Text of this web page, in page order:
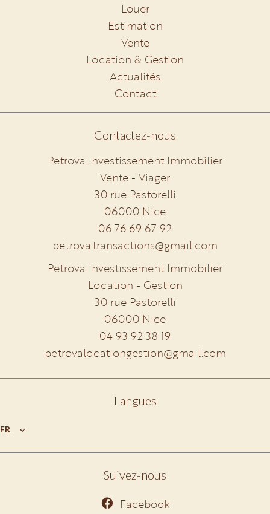
Louer
Estimation
Vente
Location & Gestion
Actualités
Contact
Contactez-nous
Petrova Investissement Immobilier
Vente - Viager
30 rue Pastorelli
06000 Nice
06 76 69 67 92
petrova.transactions@gmail.com
Petrova Investissement Immobilier
Location - Gestion
30 rue Pastorelli
06000 Nice
04 93 92 38 19
petrovalocationgestion@gmail.com
Langues
FR
Suivez-nous
Facebook